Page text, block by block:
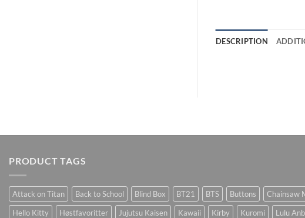
DESCRIPTION
PRODUCT TAGS
Attack on Titan Back to School Blind Box BT21 BTS Buttons Chainsaw
Hello Kitty
Høstfavoritter Jujutsu Kaisen Kawaii Kirby Kuromi Lulu